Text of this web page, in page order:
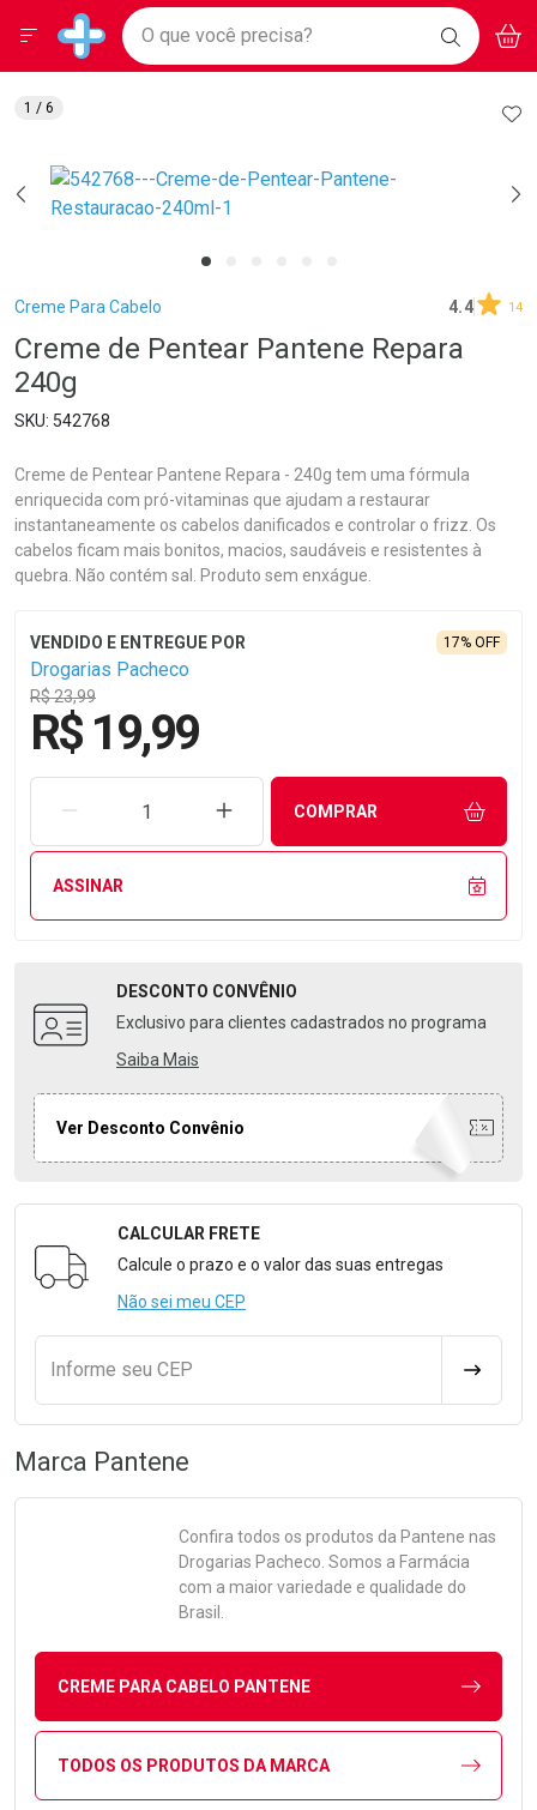
Drogarias Pacheco
Baixe nosso APP e aproveite Ofertas Exclusivas!
BAIXE
O APP
Ir direto para a home
pela página
Ir direto para o conteúdo
Ir direto para a busca
Ir direto para a conta
Ir direto para a notificações
Ir direto para o carrinho
Ir direto para o menu
Faça a sua busca
O que você precisa? BUSCAR
Menu
Breadcrumb
Creme Para Cabelo 4.4 14
Creme de Pentear Pantene Repara
240g
542768
Creme de Pentear Pantene Repara - 240g tem uma fórmula
enriquecida com pró-vitaminas que ajudam a restaurar
instantaneamente os cabelos danificados e controlar o frizz. Os
cabelos ficam mais bonitos, macios, saudáveis e resistentes à
quebra. Não contém sal. Produto sem enxágue.
Drogarias Pacheco
R$ 23,99
17% OFF
R$ 19,99
REMOVER UMA UNIDADEAUMENTAR UMA UNIDADE
COMPRAR
ASSINAR
DESCONTO CONVÊNIO
Exclusivo para clientes cadastrados no programa
Saiba Mais
Ver Desconto Convênio
Formulário para Calcular o Frete
CALCULAR FRETE
Calcule o prazo e o valor das suas entregas
Não sei meu CEP
Informe seu CEP
1 / 6
Marca Pantene
Confira todos os produtos da Pantene nas
Drogarias Pacheco. Somos a Farmácia
com a maior variedade e qualidade do
Brasil.
CREME PARA CABELO PANTENE
TODOS OS PRODUTOS DA MARCA